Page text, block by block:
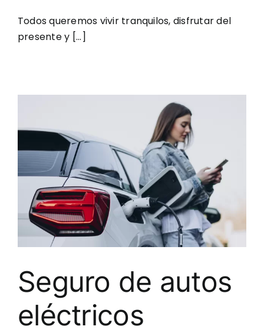
Todos queremos vivir tranquilos, disfrutar del
presente y [...]
Seguro de autos
eléctricos